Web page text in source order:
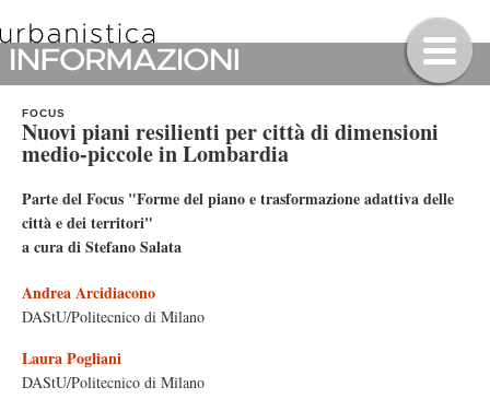
FOCUS
Nuovi piani resilienti per città di dimensioni
medio-piccole in Lombardia
Parte del Focus "Forme del piano e trasformazione adattiva delle
città e dei territori"
a cura di Stefano Salata
Andrea Arcidiacono
DAStU/Politecnico di Milano
Laura Pogliani
DAStU/Politecnico di Milano